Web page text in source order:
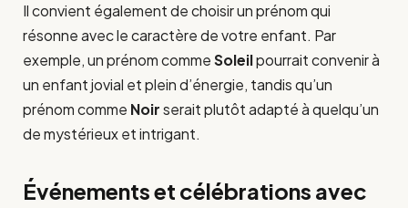
Il convient également de choisir un prénom qui
résonne avec le caractère de votre enfant. Par
exemple, un prénom commeSoleilpourrait convenir à
un enfant jovial et plein d’énergie, tandis qu’un
prénom comme Noirserait plutôt adapté à quelqu’un
de mystérieux et intrigant.
Événements et célébrations avec